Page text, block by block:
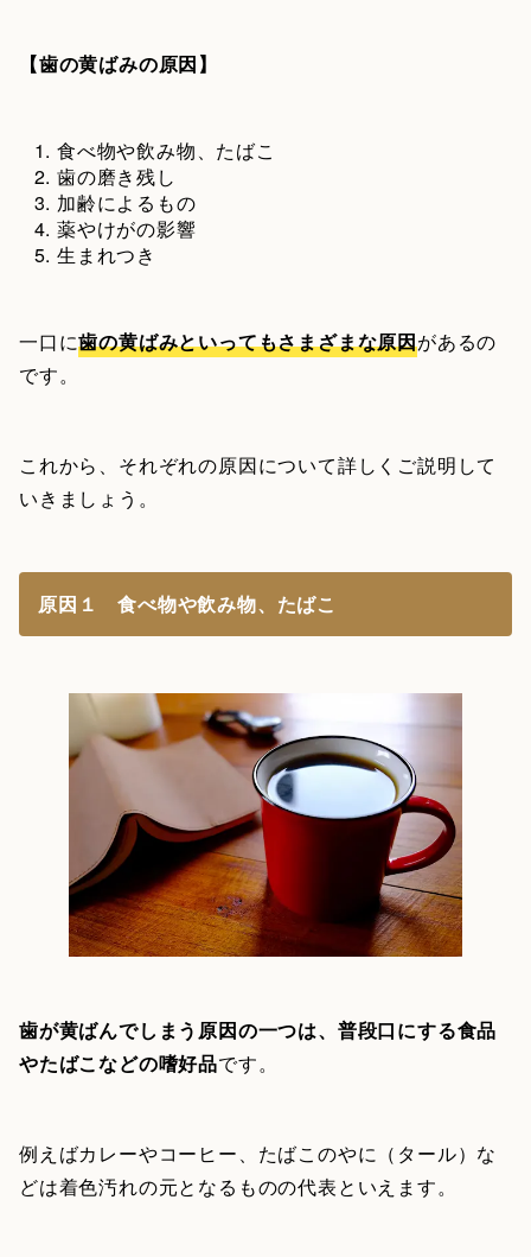
【歯の黄ばみの原因】
食べ物や飲み物、たばこ
歯の磨き残し
加齢によるもの
薬やけがの影響
生まれつき
一口に歯の黄ばみといってもさまざまな原因があるの
です。
これから、それぞれの原因について詳しくご説明して
いきましょう。
原因１ 食べ物や飲み物、たばこ
歯が黄ばんでしまう原因の一つは、普段口にする食品
やたばこなどの嗜好品です。
例えばカレーやコーヒー、たばこのやに（タール）な
どは着色汚れの元となるものの代表といえます。